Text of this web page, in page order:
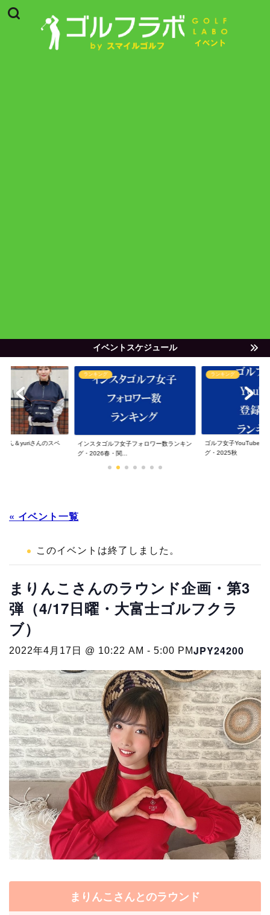
イベントスケジュール
ん＆yuriさんのスペ
ランキング
インスタゴルフ女子フォロワー数ランキン
グ・2026春・関...
ランキング
ゴルフ女子YouTube登
グ・2025秋
« イベント一覧
このイベントは終了しました。
まりんこさんのラウンド企画・第3
弾（4/17日曜・大富士ゴルフクラ
ブ）
2022年4月17日 @ 10:22 AM - 5:00 PMJPY24200
まりんこさんとのラウンド